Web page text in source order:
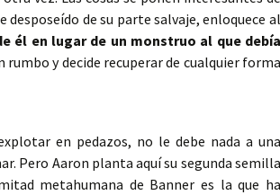
de su parte salvaje, enloquece al
él en lugar de un monstruo al que debía
y decide recuperar de cualquier forma
en pedazos, no le debe nada a una
Pero Aaron planta aquí su segunda semilla
metahumana de Banner es la que ha